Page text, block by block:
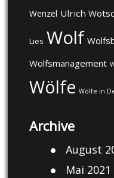
Wenzel Ulrich
Lies Wolf
Wolfsmanagement
Wölfe Wölfe in
Archive
August
Mai 2021